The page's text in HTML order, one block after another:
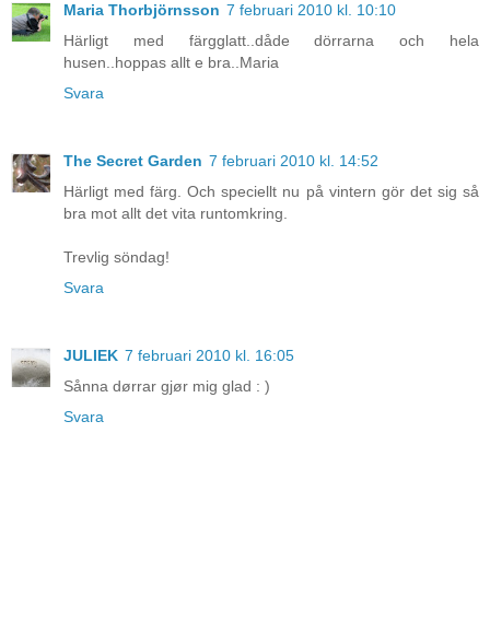
Maria Thorbjörnsson 7 februari 2010 kl. 10:10
Härligt med färgglatt..dåde dörrarna och hela
husen..hoppas allt e bra..Maria
Svara
The Secret Garden 7 februari 2010 kl. 14:52
Härligt med färg. Och speciellt nu på vintern gör det sig så
bra mot allt det vita runtomkring.
Trevlig söndag!
Svara
JULIEK 7 februari 2010 kl. 16:05
Sånna dørrar gjør mig glad : )
Svara